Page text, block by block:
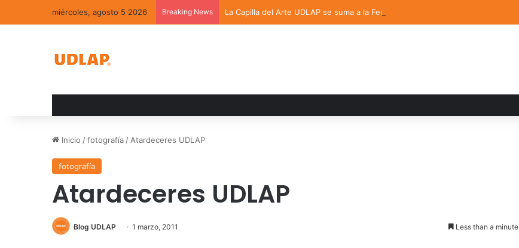
miércoles, agosto 5 2026 Breaking News La Capilla del Arte UDLAP se suma a la Feria Internacional del Libro en Puebla
Inicio /fotografía / Atardeceres UDLAP
fotografía
Atardeceres UDLAP
Blog UDLAP 1 marzo, 2011 Less than a minute